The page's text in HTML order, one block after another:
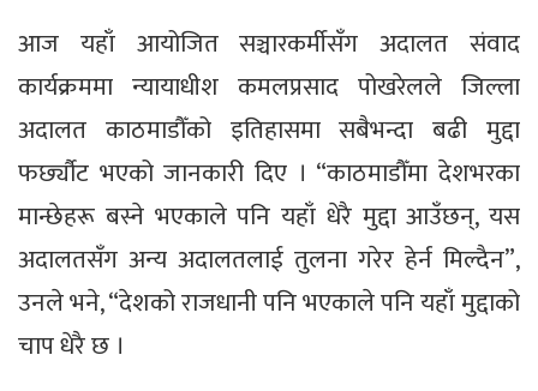
आज यहाँ आयोजित सञ्चारकर्मीसँग अदालत संवाद
कार्यक्रममा न्यायाधीश कमलप्रसाद पोखरेलले जिल्ला
अदालत काठमाडौँको इतिहासमा सबैभन्दा बढी मुद्दा
फर्छ्यौट भएको जानकारी दिए । “काठमाडौँमा देशभरका
मान्छेहरू बस्ने भएकाले पनि यहाँ धेरै मुद्दा आउँछन्, यस
अदालतसँग अन्य अदालतलाई तुलना गरेर हेर्न मिल्दैन”,
उनले भने, “देशको राजधानी पनि भएकाले पनि यहाँ मुद्दाको
चाप धेरै छ ।